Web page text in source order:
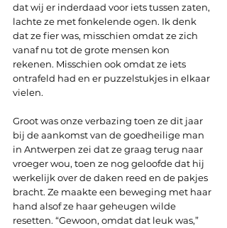
dat wij er inderdaad voor iets tussen zaten,
lachte ze met fonkelende ogen. Ik denk
dat ze fier was, misschien omdat ze zich
vanaf nu tot de grote mensen kon
rekenen. Misschien ook omdat ze iets
ontrafeld had en er puzzelstukjes in elkaar
vielen.
Groot was onze verbazing toen ze dit jaar
bij de aankomst van de goedheilige man
in Antwerpen zei dat ze graag terug naar
vroeger wou, toen ze nog geloofde dat hij
werkelijk over de daken reed en de pakjes
bracht. Ze maakte een beweging met haar
hand alsof ze haar geheugen wilde
resetten. “Gewoon, omdat dat leuk was,”